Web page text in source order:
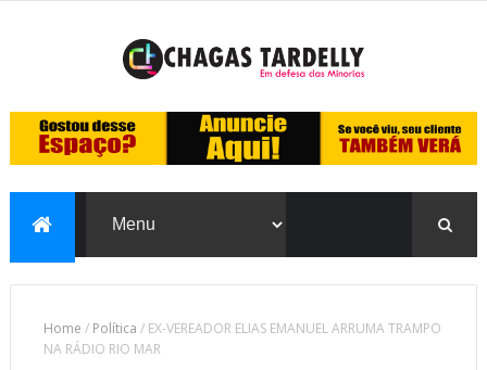
Home / Política / EX-VEREADOR ELIAS EMANUEL ARRUMA TRAMPO
NA RÁDIO RIO MAR